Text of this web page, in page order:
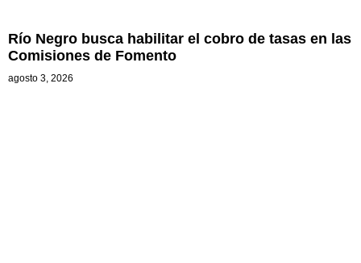
Río Negro busca habilitar el cobro de tasas en las
Comisiones de Fomento
agosto 3, 2026